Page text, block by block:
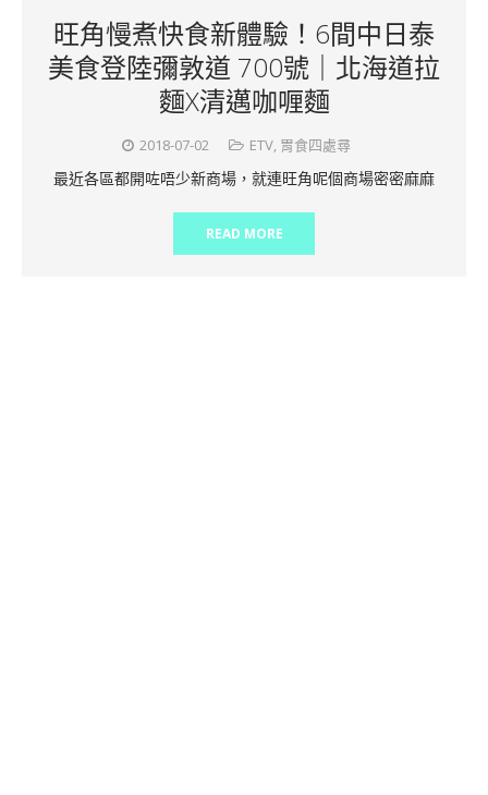
旺角慢煮快食新體驗！6間中日泰
美食登陸彌敦道 700號｜北海道拉
麵X清邁咖喱麵
2018-07-02 ETV, 胃食四處尋
最近各區都開咗唔少新商場，就連旺角呢個商場密密麻麻
READ MORE